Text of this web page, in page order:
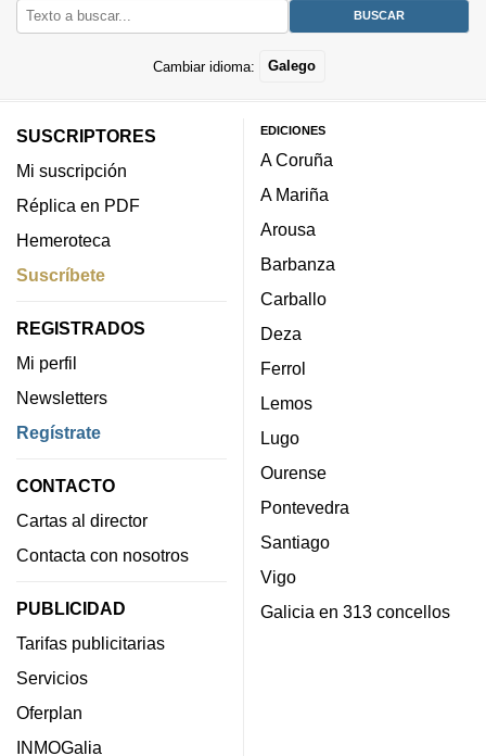
Cambiar idioma: Galego
SUSCRIPTORES
Mi suscripción
Réplica en PDF
Hemeroteca
Suscríbete
REGISTRADOS
Mi perfil
Newsletters
Regístrate
CONTACTO
Cartas al director
Contacta con nosotros
PUBLICIDAD
Tarifas publicitarias
Servicios
Oferplan
INMOGalia
EDICIONES
A Coruña
A Mariña
Arousa
Barbanza
Carballo
Deza
Ferrol
Lemos
Lugo
Ourense
Pontevedra
Santiago
Vigo
Galicia en 313 concellos